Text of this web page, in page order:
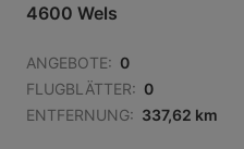
4600 Wels
ANGEBOTE: 0
FLUGBLÄTTER: 0
ENTFERNUNG: 337,62 km